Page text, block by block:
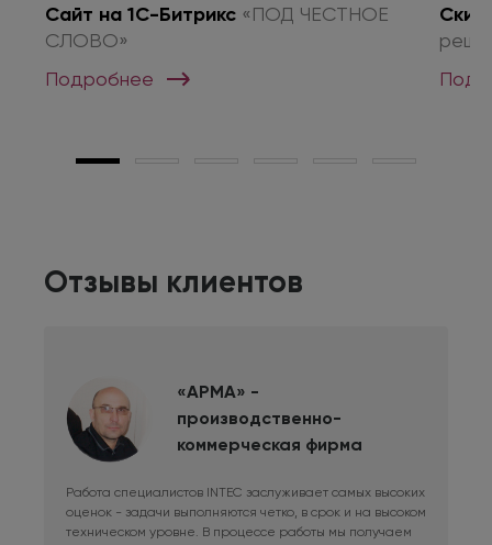
Сайт на 1С-Битрикс«ПОД ЧЕСТНОЕ
СЛОВО»
Подробнее
Отзывы клиентов
«АРМА» -
производственно-
коммерческая фирма
Работа специалистов INTEC заслуживает самых высоких
оценок - задачи выполняются четко, в срок и на высоком
техническом уровне. В процессе работы мы получаем